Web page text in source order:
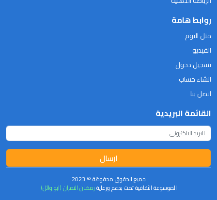
روابط هامة
مثل اليوم
الفيديو
تسجيل دخول
انشاء حساب
اتصل بنا
القائمة البريدية
ارسال
جميع الحقوق محفوظة © 2023
الموسوعة الثقافية تمت بدعم ورعايةرمضان النمران (ابو وائل)